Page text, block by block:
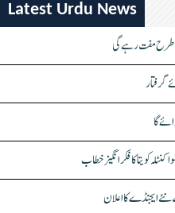
Latest Urdu News
گا
کویتا کا فکر انگیز خطاب
نئے ایجنڈے کا اعلان